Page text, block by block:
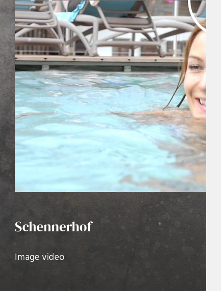
Schennerhof
Image video